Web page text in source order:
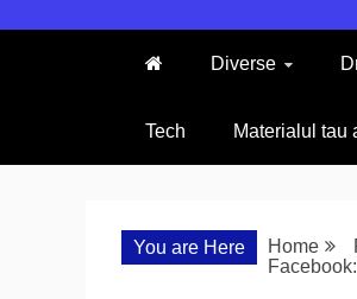
Diverse
Tech Materialul tau
You are Here Home